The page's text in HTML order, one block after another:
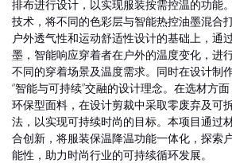
排布进行设计，以实现服装按需控温的功能
技术，将不同的色彩层与智能热控油墨混合
户外透气性和运动舒适性设计的基础上，通
墨，智能响应穿着者在户外的温度变化，进
不同的穿着场景及温度需求。同时在设计制
“智能与可持续”交融的设计理念。在选材方
环保型面料，在设计剪裁中采取零废弃及可
法，以实现可持续时尚的目标。本项目通过
合创新，将服装保温降温功能一体化，探索
能性，助力时尚行业的可持续循环发展。